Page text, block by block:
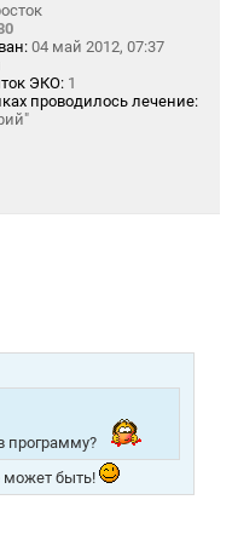
04 май 2012, 07:37
ЭКО: 1
проводилось лечение:
программу?
может быть!